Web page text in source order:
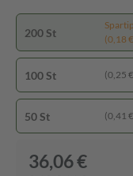
200 St
(0,18
100 St (0,25
50 St (0,41
36,06 €